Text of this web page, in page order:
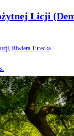
Licji
Riwiera Turecka